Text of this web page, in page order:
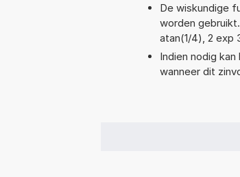
De wiskundige
worden
atan(1/4), 2 exp
Indien nodig
wanneer dit